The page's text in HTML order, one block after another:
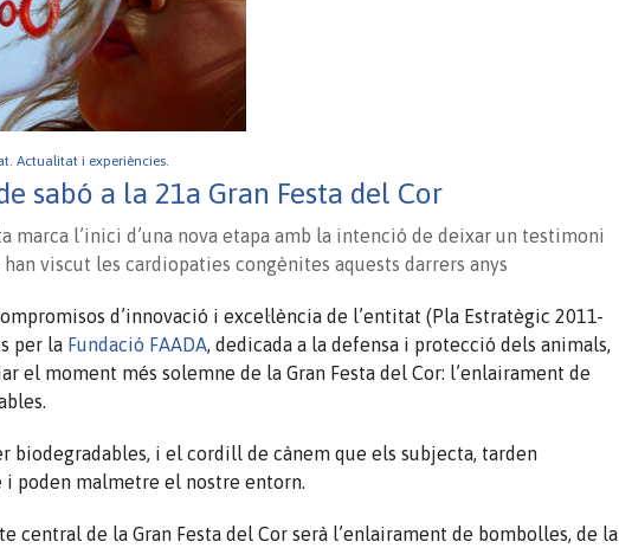
Actualitat i experiències.
sabó a la 21a Gran Festa del Cor
marca l’inici d’una nova etapa amb la intenció de deixar un testimoni
viscut les cardiopaties congènites aquests darrers anys
d’innovació i excel·lència de l’entitat (Pla Estratègic 2011-
per la Fundació FAADA, dedicada a la defensa i protecció dels animals,
el moment més solemne de la Gran Festa del Cor: l’enlairament de
biodegradables, i el cordill de cànem que els subjecta, tarden
i poden malmetre el nostre entorn.
central de la Gran Festa del Cor serà l’enlairament de bombolles, de la